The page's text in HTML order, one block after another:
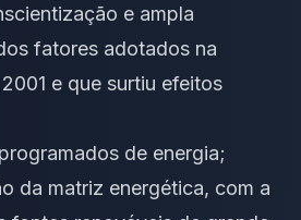
e ampla
fatores adotados na
e que surtiu efeitos
de energia;
da matriz energética, com a